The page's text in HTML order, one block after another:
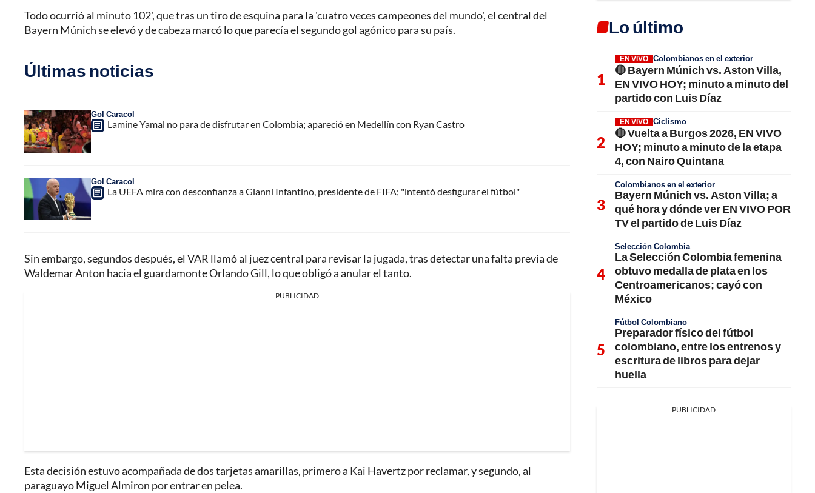
Todo ocurrió al minuto 102', que tras un tiro de esquina para la 'cuatro veces campeones del mundo', el central del
Bayern Múnich se elevó y de cabeza marcó lo que parecía el segundo gol agónico para su país.
Últimas noticias
Gol Caracol
Lamine Yamal no para de disfrutar en Colombia; apareció en Medellín con Ryan Castro
Gol Caracol
La UEFA mira con desconfianza a Gianni Infantino, presidente de FIFA; "intentó desfigurar el fútbol"
Sin embargo, segundos después, el VAR llamó al juez central para revisar la jugada, tras detectar una falta previa de
Waldemar Anton hacia el guardamonte Orlando Gill, lo que obligó a anular el tanto.
PUBLICIDAD
Esta decisión estuvo acompañada de dos tarjetas amarillas, primero a Kai Havertz por reclamar, y segundo, al
paraguayo Miguel Almiron por entrar en pelea.
Lo último
EN VIVO Colombianos en el exterior
🔴 Bayern Múnich vs. Aston Villa,
EN VIVO HOY; minuto a minuto del
partido con Luis Díaz
EN VIVO Ciclismo
🔴 Vuelta a Burgos 2026, EN VIVO
HOY; minuto a minuto de la etapa
4, con Nairo Quintana
Colombianos en el exterior
Bayern Múnich vs. Aston Villa; a
qué hora y dónde ver EN VIVO POR
TV el partido de Luis Díaz
Selección Colombia
La Selección Colombia femenina
obtuvo medalla de plata en los
Centroamericanos; cayó con
México
Fútbol Colombiano
Preparador físico del fútbol
colombiano, entre los entrenos y
escritura de libros para dejar
huella
PUBLICIDAD